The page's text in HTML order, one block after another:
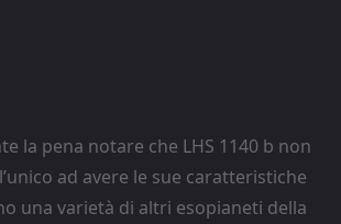
la pena notare che LHS 1140 b non
ad avere le sue caratteristiche
una varietà di altri esopianeti della